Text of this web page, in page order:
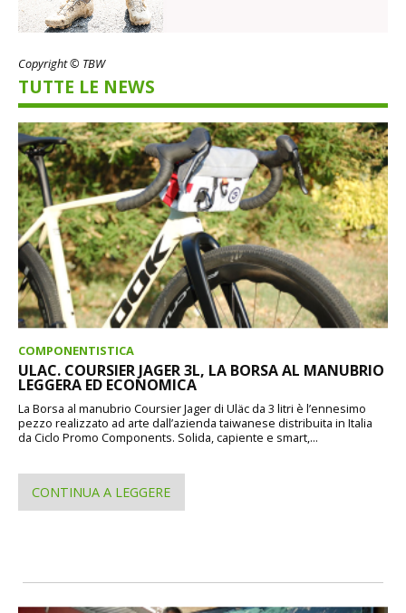
Copyright © TBW
TUTTE LE NEWS
COMPONENTISTICA
ULAC. COURSIER JAGER 3L, LA BORSA AL MANUBRIO
LEGGERA ED ECONOMICA
La Borsa al manubrio Coursier Jager di Uläc da 3 litri è l’ennesimo
pezzo realizzato ad arte dall’azienda taiwanese distribuita in Italia
da Ciclo Promo Components. Solida, capiente e smart,...
CONTINUA A LEGGERE